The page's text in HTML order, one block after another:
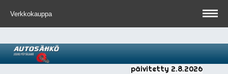
Verkkokauppa
päivitetty 2.8.2026